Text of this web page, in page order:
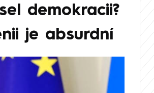
demokracii?
je absurdní